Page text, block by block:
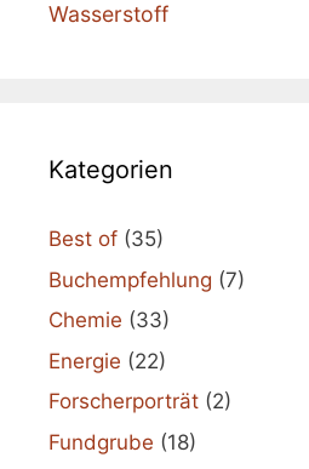
Wasserstoff
Kategorien
Best of (35)
Buchempfehlung (7)
Chemie (33)
Energie (22)
Forscherporträt (2)
Fundgrube (18)